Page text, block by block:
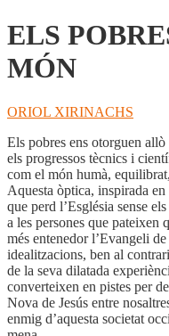
ELS
MÓN
ORIOL XIRINACHS
Els pobres ens otorguen
els progressos tècnics i
com el món humà,
Aquesta òptica, inspirada
que perd l’Església sense
a les persones que pateixen
més entenedor l’Evangeli
idealitzacions, ben al
de la seva dilatada
converteixen en pistes per
Nova de Jesús entre
enmig d’aquesta societat